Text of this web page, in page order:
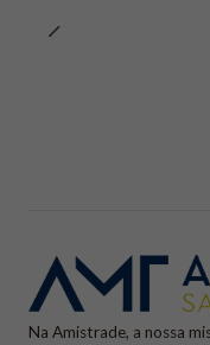
Na Amistrade, a nossa